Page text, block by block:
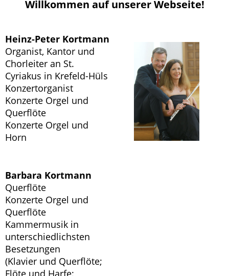
Willkommen auf unserer Webseite!
Heinz-Peter Kortmann
Organist, Kantor und
Chorleiter an St.
Cyriakus in Krefeld-Hüls
Konzertorganist
Konzerte Orgel und
Querflöte
Konzerte Orgel und
Horn
Barbara Kortmann
Querflöte
Konzerte Orgel und
Querflöte
Kammermusik in
unterschiedlichsten
Besetzungen
(Klavier und Querflöte;
Flöte und Harfe;